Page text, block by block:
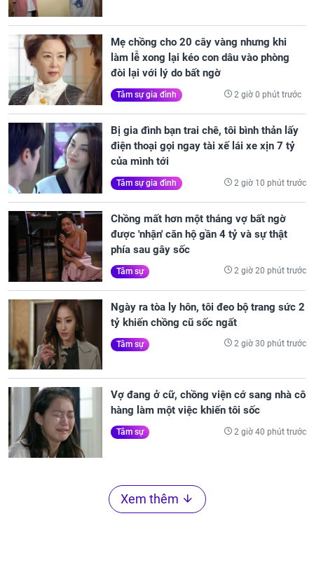
Mẹ chồng cho 20 cây vàng nhưng khi
làm lễ xong lại kéo con dâu vào phòng
đòi lại với lý do bất ngờ
Tâm sự gia đình 2 giờ 0 phút trước
Bị gia đình bạn trai chê, tôi bình thản lấy
điện thoại gọi ngay tài xế lái xe xịn 7 tỷ
của mình tới
Tâm sự gia đình 2 giờ 10 phút trước
Chồng mất hơn một tháng vợ bất ngờ
được 'nhận' căn hộ gần 4 tỷ và sự thật
phía sau gây sốc
Tâm sự 2 giờ 20 phút trước
Ngày ra tòa ly hôn, tôi đeo bộ trang sức 2
tỷ khiến chồng cũ sốc ngất
Tâm sự 2 giờ 30 phút trước
Vợ đang ở cữ, chồng viện cớ sang nhà cô
hàng làm một việc khiến tôi sốc
Tâm sự 2 giờ 40 phút trước
Xem thêm